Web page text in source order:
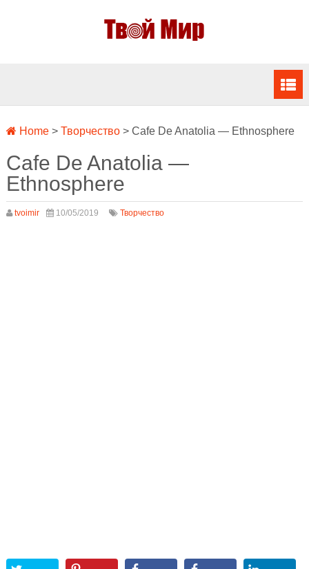
Home> Творчество> Cafe De Anatolia — Ethnosphere
Cafe De Anatolia —
Ethnosphere
tvoimir 10/05/2019 Творчество